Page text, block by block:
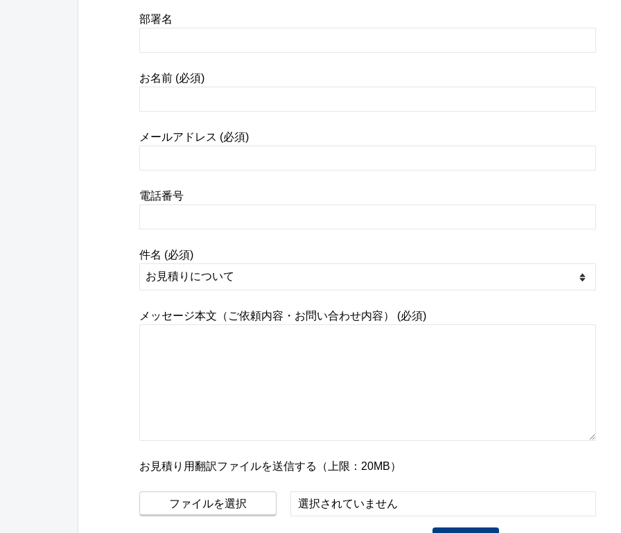
部署名
お名前 (必須)
メールアドレス (必須)
電話番号
件名 (必須)
メッセージ本文（ご依頼内容・お問い合わせ内容） (必須)
お見積り用翻訳ファイルを送信する（上限：20MB）
ファイルを選択 選択されていません